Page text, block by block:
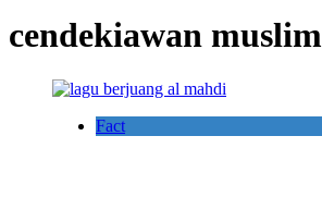
cendekiawan muslim
Fact